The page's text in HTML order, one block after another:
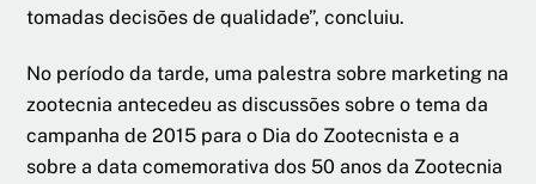
tomadas decisões de qualidade”, concluiu.
No período da tarde, uma palestra sobre marketing na
zootecnia antecedeu as discussões sobre o tema da
campanha de 2015 para o Dia do Zootecnista e a
sobre a data comemorativa dos 50 anos da Zootecnia